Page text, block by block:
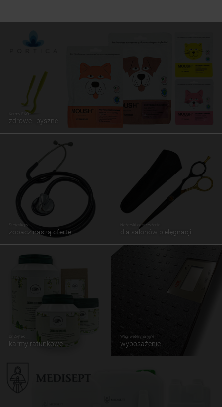
Karmy EKO
zdrowe i pyszne
Stetoskopy
zobacz naszą ofertę
Nożczyki do strzyżenia
dla salonów pielęgnacji
Dr Ziętek
karmy ratunkowe
Wagi weterynaryjne
wyposażenie